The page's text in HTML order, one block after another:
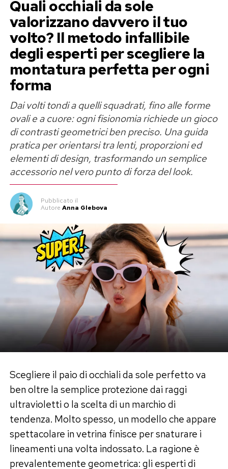
La borsa mostrata da Belén appartiene alla
collezione di The Atticoe, sul sito ufficiale del
marchio, viene proposta a un prezzo di circa
1.690 euro.
La presenza del tag al brand ha fatto subito
discutere. C’è chi ipotizza una semplice
collaborazione commerciale, chi pensa a un
omaggio ricevuto dall’azienda e chi, invece, ci
legge un messaggio più sottile. Al momento,
però, non ci sono elementi che chiariscano se si
tratti di un acquisto personale, di un regalo o di
un contenuto promozionale.
Gilda Ambrosio e Stefano De
Martino, il gossip continua
Da mesi Gilda Ambrosio viene accostata a
Stefano De Martino. I due non hanno mai
ufficializzato una relazione, ma vengono spesso
descritti come molto legati e sono stati più
volte fotografati insieme. Né il conduttore né la
stilista hanno mai confermato pubblicamente la
natura del loro rapporto.
Proprio per questo motivo la scelta di Belén di
mostrare una borsa firmata dal brand di
Ambrosio ha attirato l’attenzione degli
appassionati di gossip.
Un gesto casuale o un segnale di
Quali occhiali da sole
valorizzano davvero il tuo
volto? Il metodo infallibile
degli esperti per scegliere la
montatura perfetta per ogni
forma
Dai volti tondi a quelli squadrati, fino alle forme
ovali e a cuore: ogni fisionomia richiede un gioco
di contrasti geometrici ben preciso. Una guida
pratica per orientarsi tra lenti, proporzioni ed
elementi di design, trasformando un semplice
accessorio nel vero punto di forza del look.
Pubblicato il
Autore Anna Glebova
Scegliere il paio di occhiali da sole perfetto va
ben oltre la semplice protezione dai raggi
ultravioletti o la scelta di un marchio di
tendenza. Molto spesso, un modello che appare
spettacolare in vetrina finisce per snaturare i
lineamenti una volta indossato. La ragione è
prevalentemente geometrica: gli esperti di